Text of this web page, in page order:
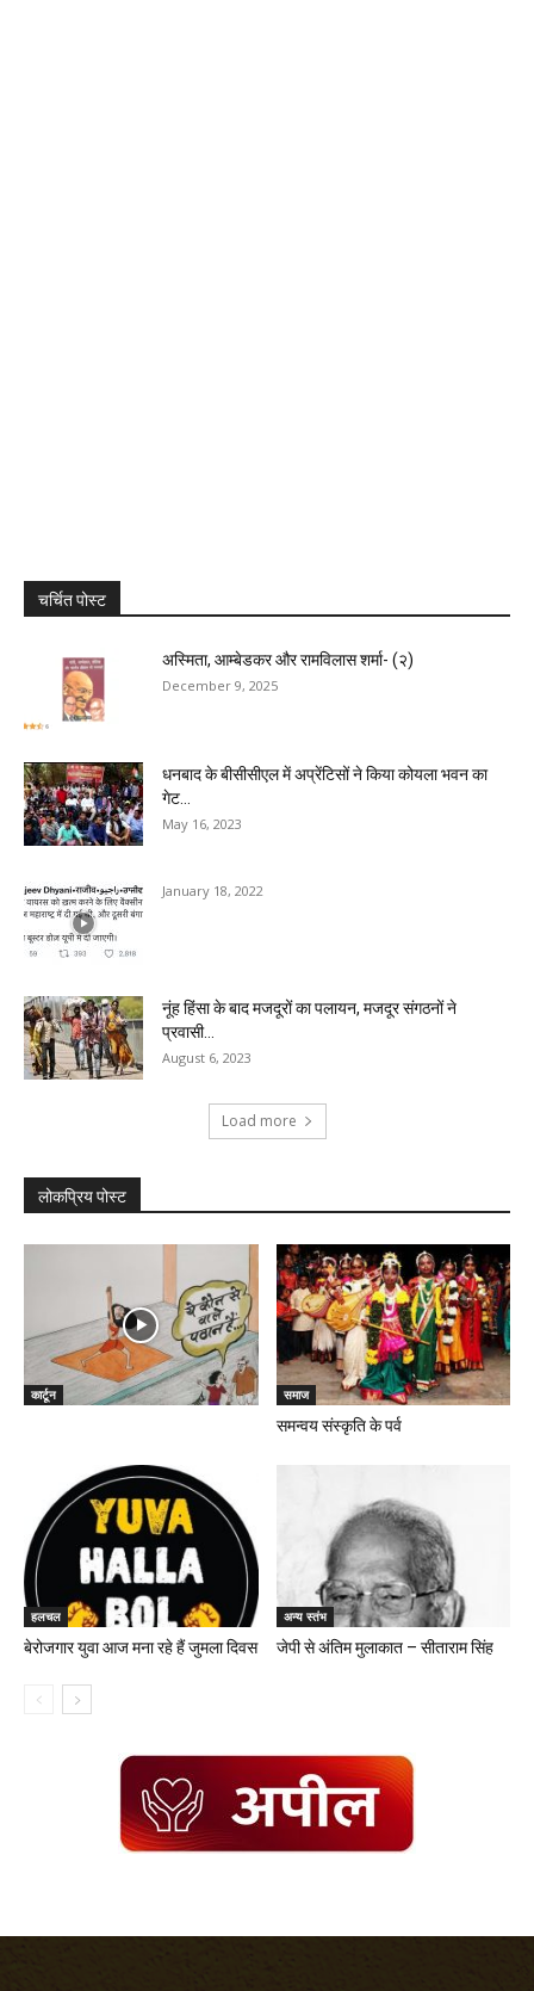
चर्चित पोस्ट
अस्मिता, आम्बेडकर और रामविलास शर्मा- (२)
December 9, 2025
धनबाद के बीसीसीएल में अप्रेंटिसों ने किया कोयला भवन का
गेट...
May 16, 2023
January 18, 2022
नूंह हिंसा के बाद मजदूरों का पलायन, मजदूर संगठनों ने
प्रवासी...
August 6, 2023
Load more
लोकप्रिय पोस्ट
कार्टून समाज
समन्वय संस्कृति के पर्व
हलचल
बेरोजगार युवा आज मना रहे हैं जुमला दिवस
अन्य स्तंभ
जेपी से अंतिम मुलाकात – सीताराम सिंह